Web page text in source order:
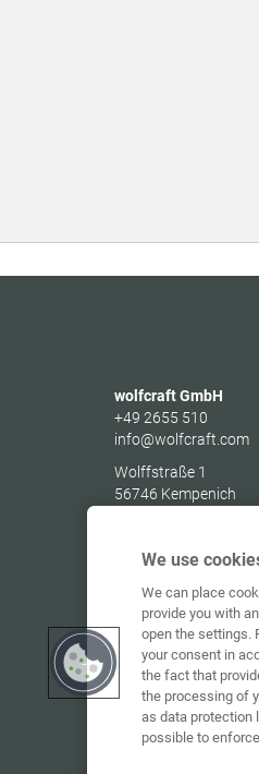
wolfcraft GmbH
+49 2655 510
info@wolfcraft.com
Wolffstraße 1
56746 Kempenich
We use
We can place
provide you with
open the settings.
your consent in
the fact that
the processing of
as data protection
possible to